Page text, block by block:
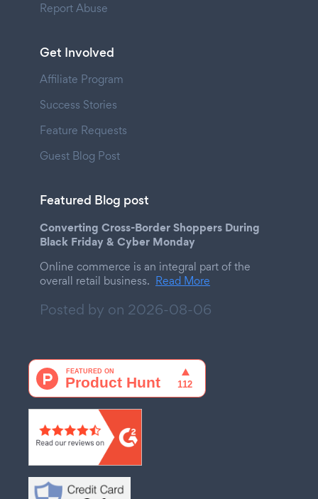
Report Abuse
Get Involved
Affiliate Program
Success Stories
Feature Requests
Guest Blog Post
Featured Blog post
Converting Cross-Border Shoppers During
Black Friday & Cyber Monday
Online commerce is an integral part of the
overall retail business. Read More
Posted by on 2026-08-06